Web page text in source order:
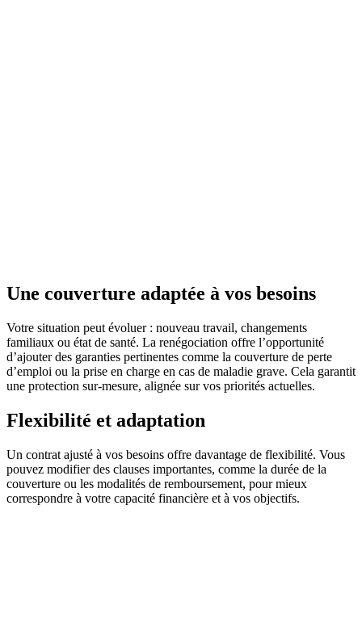
Une couverture adaptée à vos besoins
Votre situation peut évoluer : nouveau travail, changements
familiaux ou état de santé. La renégociation offre l’opportunité
d’ajouter des garanties pertinentes comme la couverture de perte
d’emploi ou la prise en charge en cas de maladie grave. Cela garantit
une protection sur-mesure, alignée sur vos priorités actuelles.
Flexibilité et adaptation
Un contrat ajusté à vos besoins offre davantage de flexibilité. Vous
pouvez modifier des clauses importantes, comme la durée de la
couverture ou les modalités de remboursement, pour mieux
correspondre à votre capacité financière et à vos objectifs.